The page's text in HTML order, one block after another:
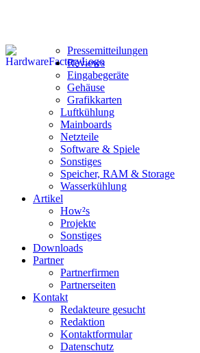
Pressemitteilungen
Reviews
Eingabegeräte
Gehäuse
Grafikkarten
Luftkühlung
Mainboards
Netzteile
Software & Spiele
Sonstiges
Speicher, RAM & Storage
Wasserkühlung
Artikel
How²s
Projekte
Sonstiges
Downloads
Partner
Partnerfirmen
Partnerseiten
Kontakt
Redakteure gesucht
Redaktion
Kontaktformular
Datenschutz